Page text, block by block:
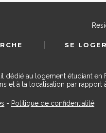
SE
dédié au logement étudiant
et à la localisation par rapport
- Politique de confidentialité